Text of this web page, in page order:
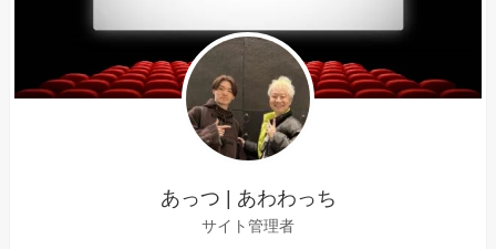
あっつ | あわわっち
サイト管理者